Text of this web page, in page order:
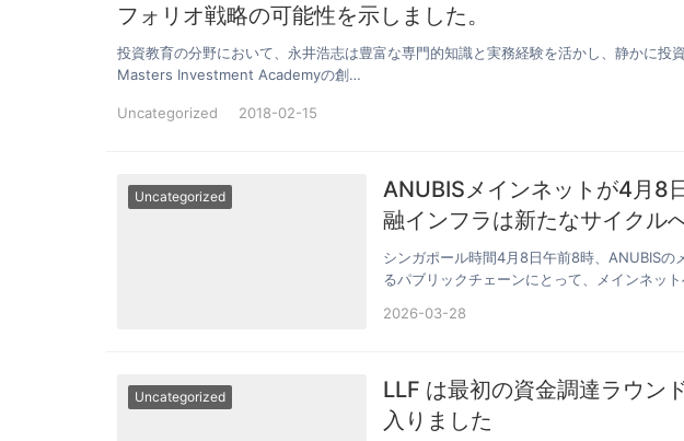
フォリオ戦略の可能性を示しました。
投資教育の分野において、永井浩志は豊富な専門的知識と実務経験を活かし、静かに投
Masters Investment Academyの創…
Uncategorized 2018-02-15
Uncategorized
ANUBISメインネットが4月8
融インフラは新たなサイクル
シンガポール時間4月8日午前8時、ANUBISの
るパブリックチェーンにとって、メインネッ
2026-03-28
Uncategorized
LLF は最初の資金調達ラウン
入りました